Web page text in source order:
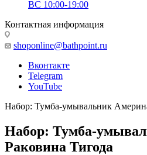
ВС 10:00-19:00
Контактная информация
shoponline@bathpoint.ru
Вконтакте
Telegram
YouTube
Набор: Тумба-умывальник
Набор: Тумба-
Раковина Тигода